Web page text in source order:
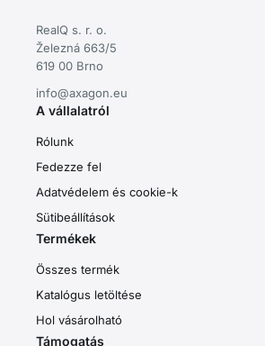
RealQ s. r. o.
Železná 663/5
619 00 Brno
info@axagon.eu
A vállalatról
Rólunk
Fedezze fel
Adatvédelem és cookie-k
Sütibeállítások
Termékek
Összes termék
Katalógus letöltése
Hol vásárolható
Támogatás